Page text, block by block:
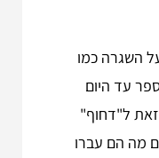
השגרה כמו
עד היום
זאת ל"דחוף"
מה הם עברו